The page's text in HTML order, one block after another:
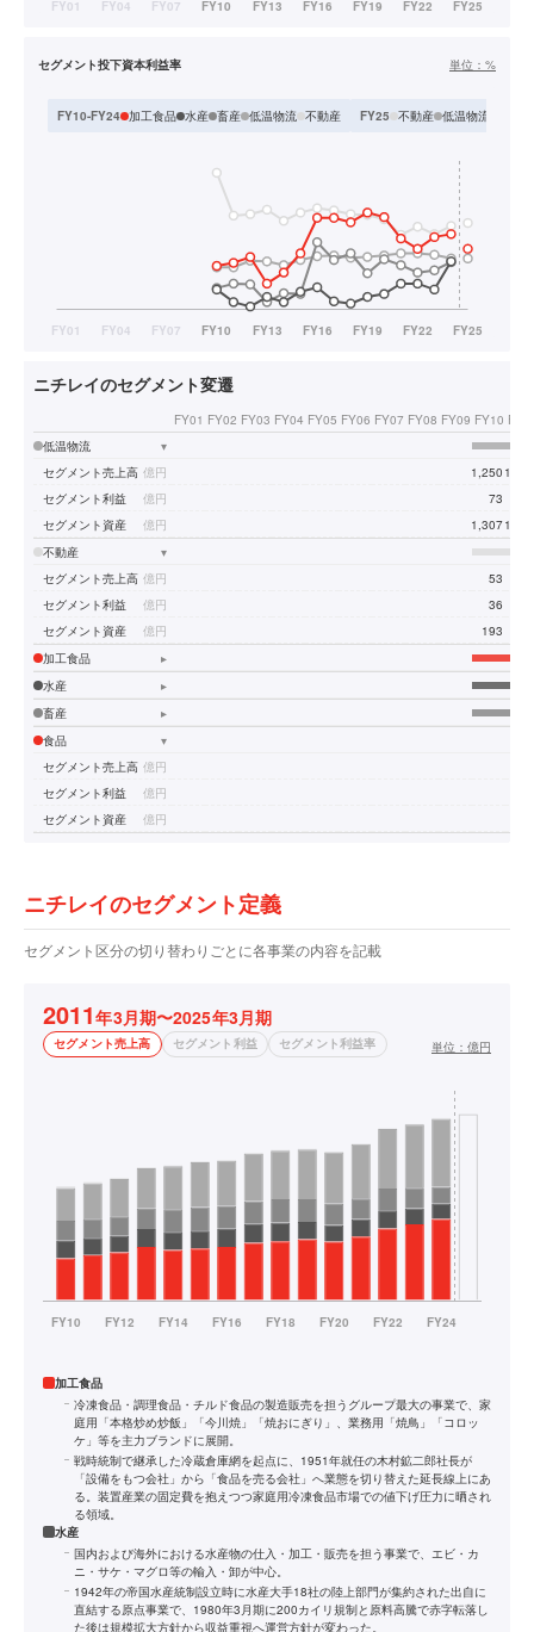
セグメント投下資本利益率 単位： %
FY10-FY24 加工食品 水産 畜産 低温物流 不動産 FY25 不動産 低温物流
ニチレイのセグメント変遷
FY01 FY02 FY03 FY04 FY05 FY06 FY07 FY08 FY09 FY10
低温物流
▾
セグメント売上高 億円 1,250
セグメント利益
億円 73
セグメント資産
億円 1,307
不動産
▾
セグメント売上高 億円 53
セグメント利益
億円 36
セグメント資産
億円 193
加工食品
▸
水産
▸
畜産
▸
食品
▾
セグメント売上高 億円
セグメント利益
億円
セグメント資産
億円
ニチレイのセグメント定義
セグメント区分の切り替わりごとに各事業の内容を記載
2011年3月期〜2025年3月期
セグメント売上高 セグメント利益 セグメント利益率 単位： 億円
加工食品
冷凍食品・調理食品・チルド食品の製造販売を担うグループ最大の事業で、家
庭用「本格炒め炒飯」「今川焼」「焼おにぎり」、業務用「焼鳥」「コロッ
ケ」等を主力ブランドに展開。
戦時統制で継承した冷蔵倉庫網を起点に、1951年就任の木村鉱二郎社長が
「設備をもつ会社」から「食品を売る会社」へ業態を切り替えた延長線上にあ
る。装置産業の固定費を抱えつつ家庭用冷凍食品市場での値下げ圧力に晒され
る領域。
水産
国内および海外における水産物の仕入・加工・販売を担う事業で、エビ・カ
ニ・サケ・マグロ等の輸入・卸が中心。
1942年の帝国水産統制設立時に水産大手18社の陸上部門が集約された出自に
直結する原点事業で、1980年3月期に200カイリ規制と原料高騰で赤字転落し
た後は規模拡大方針から収益重視へ運営方針が変わった。